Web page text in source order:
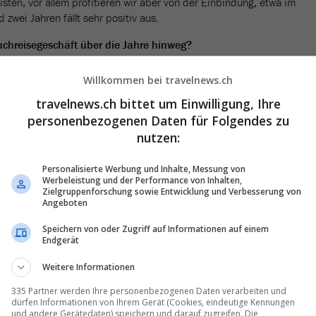
zwei Jahren fällt sehr positiv aus.
über die Jahre hinweg?
stets so um die fünf Prozent zulegen. Klar, Covid hat dann alles
sind wir noch nicht ganz auf den Zahlen des Jahres 2019, wobei
Personal haben.
Der Israel-Konflikt beeinflusst die Buchungen für das Rote
keine, bei den Neubuchungen läuft aber wenig. Ägypten ist eine
Tauchziele im Angebot. Zu den grössten gehören neben Ägypten
ist auch Indondesien sehr wichtig, etwa mit Raja Ampat, Komodo
Thailand und die Karibik laufen gut. Was auch gut läuft sind
Galapagos oder Cocos. Traditionell sind wir auch ein Mittelmeer-
ausgebaut, rund um Sizilien mit Marttimo oder Ustica.
Willkommen bei travelnews.ch
travelnews.ch bittet um Einwilligung, Ihre
personenbezogenen Daten für Folgendes zu
nutzen:
Personalisierte Werbung und Inhalte, Messung von
Werbeleistung und der Performance von Inhalten,
Zielgruppenforschung sowie Entwicklung und Verbesserung von
Angeboten
Speichern von oder Zugriff auf Informationen auf einem
Endgerät
Weitere Informationen
335 Partner werden Ihre personenbezogenen Daten verarbeiten und
dürfen Informationen von Ihrem Gerät (Cookies, eindeutige Kennungen
und andere Gerätedaten) speichern und darauf zugreifen. Die